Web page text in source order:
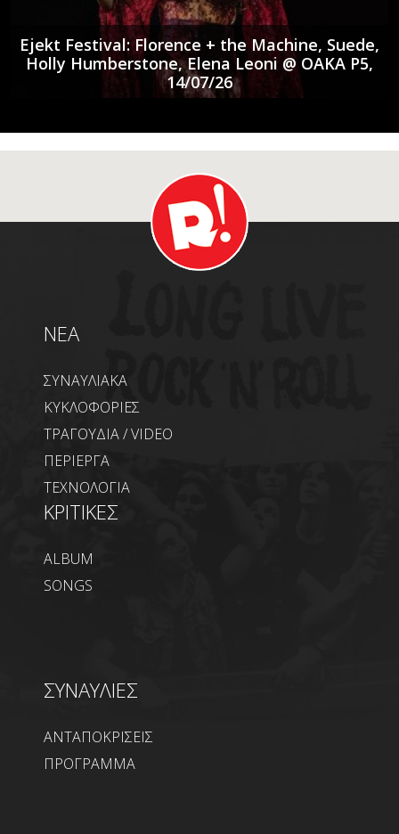
Ejekt Festival: Florence + the Machine, Suede,
Holly Humberstone, Elena Leoni @ ΟΑΚΑ P5,
14/07/26
NEA
ΣΥΝΑΥΛΙΑΚΑ
ΚΥΚΛΟΦΟΡΙΕΣ
ΤΡΑΓΟΥΔΙΑ / VIDEO
ΠΕΡΙΕΡΓΑ
ΤΕΧΝΟΛΟΓΙΑ
ΚΡΙΤΙΚΕΣ
ALBUM
SONGS
ΣΥΝΑΥΛΙΕΣ
ΑΝΤΑΠΟΚΡΙΣΕΙΣ
ΠΡΟΓΡΑΜΜΑ